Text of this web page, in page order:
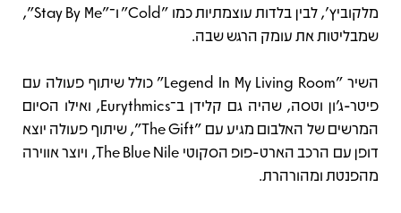
מלקוביץ', לבין בלדות עוצמתיות כמו "Cold" ו־"Stay By Me",
שמבליטות את עומק הרגש שבה.
השיר "Legend In My Living Room" כולל שיתוף פעולה עם
פיטר-ג'ון וטסה, שהיה גם קלידן ב־Eurythmics, ואילו הסיום
המרשים של האלבום מגיע עם "The Gift", שיתוף פעולה יוצא
דופן עם הרכב הארט-פופ הסקוטי The Blue Nile, ויוצר אווירה
מהפנטת ומהורהרת.